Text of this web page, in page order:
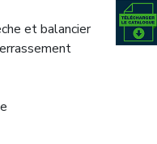
et balancier